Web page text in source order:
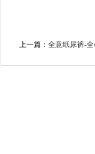
上一篇： 全意纸尿裤-